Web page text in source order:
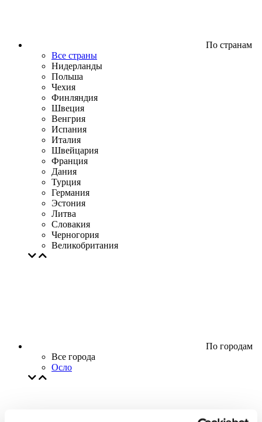
По странам
Все страны
Нидерланды
Польша
Чехия
Финляндия
Швеция
Венгрия
Испания
Италия
Швейцария
Франция
Дания
Турция
Германия
Эстония
Литва
Словакия
Черногория
Великобритания
По городам
Все города
Осло